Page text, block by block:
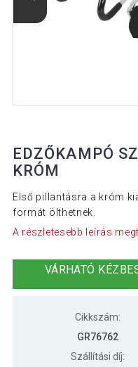
EDZŐKAMPÓ
KRÓM
Első pillantásra a króm
formát ölthetnek.
A részletesebb leírás
VÁRHATÓ
Cikkszám:
GR76762
Szállítási díj: